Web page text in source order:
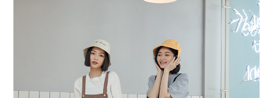
２．訂單成立數日內，您將收到繳費通知簡訊。
３．收到繳費通知簡訊後14天內，點擊此簡訊中的連結，可透過四大超商／
※ 請注意：結帳手續完成當下不需立刻繳費，但若您需要取消訂單，請聯絡
購買商品的店家。未經商家同意取消之訂單仍視為有效，需透過AFTEE先享
※ 交易是否成功請以「AFTEE先享後付 」之結帳頁面顯示為準，若有關於
是否繳費成功／繳費後需取消欲退款等相關疑問，請聯繫「AFTEE先享後付
客戶支援中心」https://netprotections.freshdesk.com/support/home
每筆NT$80，滿NT$1,500(含以上)免運費
每筆NT$80，滿NT$1,500(含以上)免運費